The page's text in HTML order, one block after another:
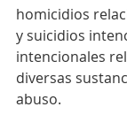
homicidios
y suicidios
intencionales
diversas
abuso.